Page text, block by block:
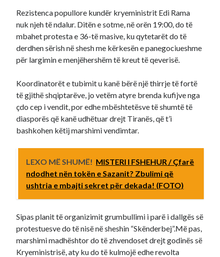
Rezistenca popullore kundër kryeministrit Edi Rama
nuk njeh të ndalur. Ditën e sotme, në orën 19:00, do të
mbahet protesta e 36-të masive, ku qytetarët do të
derdhen sërish në shesh me kërkesën e panegociueshme
për largimin e menjëhershëm të kreut të qeverisë.
Koordinatorët e tubimit u kanë bërë një thirrje të fortë
të gjithë shqiptarëve, jo vetëm atyre brenda kufijve nga
çdo cep i vendit, por edhe mbështetësve të shumtë të
diasporës që kanë udhëtuar drejt Tiranës, që t’i
bashkohen këtij marshimi vendimtar.
LEXO MË SHUMË! MISTERI I FSHEHUR / Çfarë
ndodhet nën tokën e Sazanit? Zbulimi që
ushtria e mbajti sekret për dekada! (FOTO)
Sipas planit të organizimit grumbullimi i parë i dallgës së
protestuesve do të nisë në sheshin “Skënderbej”.Më pas,
marshimi madhështor do të zhvendoset drejt godinës së
Kryeministrisë, aty ku do të kulmojë edhe revolta